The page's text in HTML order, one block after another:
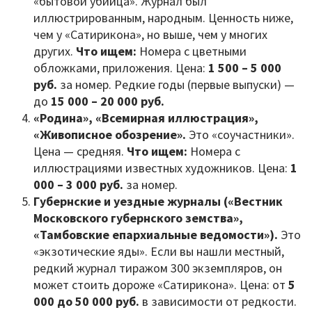
иллюстрированным, народным. Ценность ниже,
чем у «Сатирикона», но выше, чем у многих
других. Что ищем: Номера с цветными
обложками, приложения. Цена: 1 500 – 5 000
руб. за номер. Редкие годы (первые выпуски) —
до 15 000 – 20 000 руб.
«Родина», «Всемирная иллюстрация»,
«Живописное обозрение». Это «соучастники».
Цена — средняя. Что ищем: Номера с
иллюстрациями известных художников. Цена: 1
000 – 3 000 руб. за номер.
Губернские и уездные журналы («Вестник
Московского губернского земства»,
«Тамбовские епархиальные ведомости»). Это
«экзотические яды». Если вы нашли местный,
редкий журнал тиражом 300 экземпляров, он
может стоить дороже «Сатирикона». Цена: от 5
000 до 50 000 руб. в зависимости от редкости.